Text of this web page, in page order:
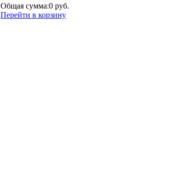
Общая сумма:0 руб.
Перейти в корзину